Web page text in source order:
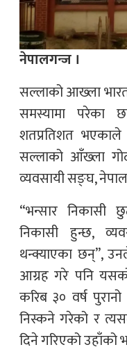
नेपालगन्ज ।
सल्लाको आख्ला
समस्यामा परेका
शतप्रतिशत
सल्लाको आँख्ला
व्यवसायी सङ्घ,
“भन्सार
निकासी हुन्छ,
थन्क्याएका छन्”,
आग्रह गरे पनि
करिब ३० वर्ष
निस्कने गरेको र
दिने गरिएको उहाँको